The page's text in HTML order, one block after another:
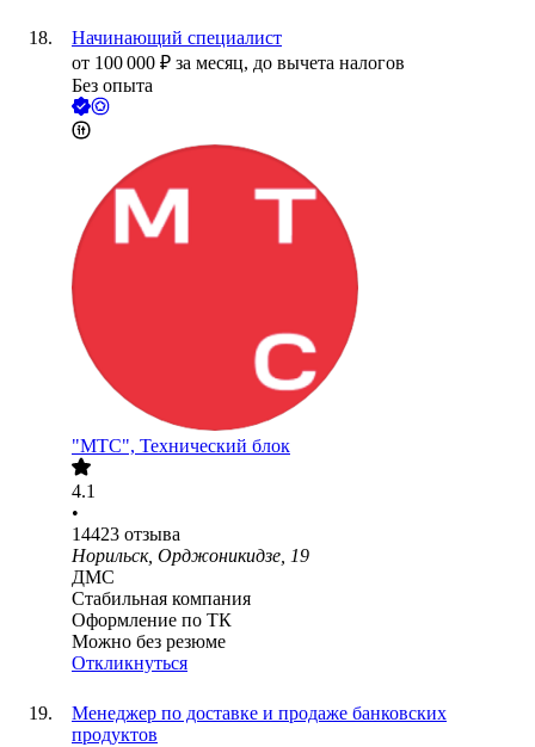
Начинающий специалист
от 100 000 ₽ за месяц, до вычета налогов
Без опыта
"МТС", Технический блок
4.1
•
14423 отзыва
Норильск, Орджоникидзе, 19
ДМС
Стабильная компания
Оформление по ТК
Можно без резюме
Откликнуться
Менеджер по доставке и продаже банковских
продуктов